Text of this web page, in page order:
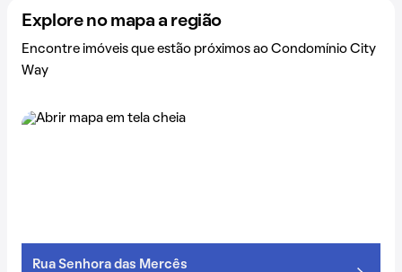
Explore no mapa a região
Encontre imóveis que estão próximos ao Condomínio City
Way
Rua Senhora das Mercês